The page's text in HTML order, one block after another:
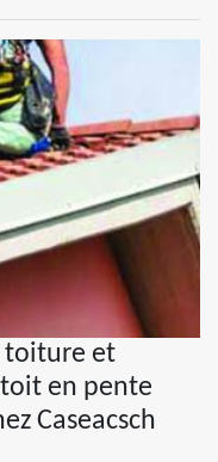
toiture et
en pente
Caseacsch